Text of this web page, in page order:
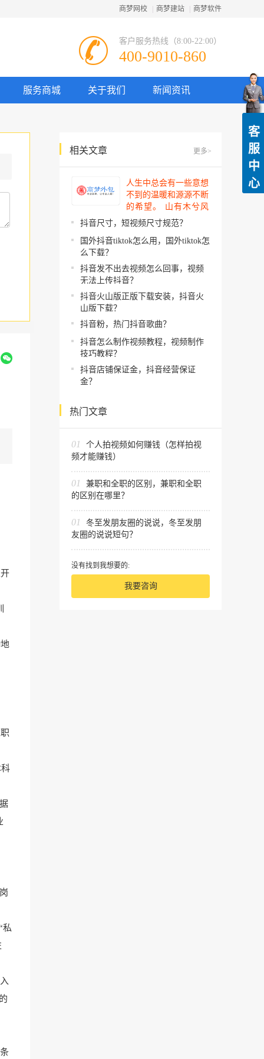
商梦网校 商梦建站 商梦软件
客户服务热线（8:00-22:00）
400-9010-860
服务商城 关于我们 新闻资讯
私
相关文章 更多>
人生中总会有一些意想
不到的温暖和源源不断
的希望。 山有木兮风
吹过，你的心思我都明
你。 你建起…
抖音尺寸，短视频尺寸规范？
国外抖音tiktok怎么用，国外tiktok怎
么下载？
抖音发不出去视频怎么回事，视频
无法上传抖音？
抖音火山版正版下载安装，抖音火
山版下载？
抖音粉，热门抖音歌曲？
抖音怎么制作视频教程，视频制作
技巧教程？
抖音店铺保证金，抖音经营保证
金？
热门文章
01
个人拍视频如何赚钱（怎样拍视
频才能赚钱）
01
兼职和全职的区别，兼职和全职
的区别在哪里？
01
冬至发朋友圈的说说，冬至发朋
友圈的说说短句？
没有找到我想要的:
我要咨询
客
服
中
心